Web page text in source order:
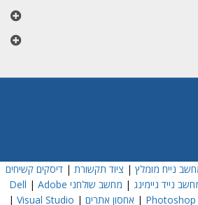
נייח מומלץ | ציוד תקשורת |דיסקים קשיחים
נייד גיימינג | מחשב שולחני Dell | Adobe
Photoshop
| אחסון אתרים |
Visual Studio
|